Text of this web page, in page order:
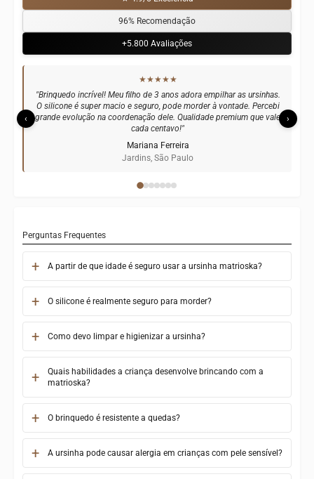
96% Recomendação
+5.800 Avaliações
‹ ›
★★★★★
"Brinquedo incrível! Meu filho de 3 anos adora empilhar as ursinhas.
O silicone é super macio e seguro, pode morder à vontade. Percebi
grande evolução na coordenação dele. Qualidade premium que vale
cada centavo!"
Mariana Ferreira
Jardins, São Paulo
★★★★★
"Perfeito para desenvolvimento! Minha filha está na fase de
descoberta e esse brinquedo estimula muito o raciocínio. Fácil de
limpar, não tem cheiro e é super resistente. O design da matrioska é
encantador. Adorei!"
Juliana Santos
Leblon, Rio de Janeiro
Perguntas Frequentes
A partir de que idade é seguro usar a ursinha matrioska?
O silicone é realmente seguro para morder?
Como devo limpar e higienizar a ursinha?
Quais habilidades a criança desenvolve brincando com a
matrioska?
O brinquedo é resistente a quedas?
A ursinha pode causar alergia em crianças com pele sensível?